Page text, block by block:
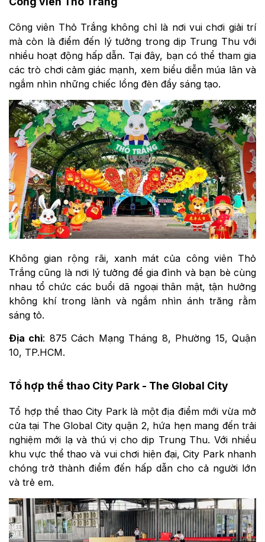
Công viên Thỏ Trắng không chỉ là nơi vui chơi giải trí
mà còn là điểm đến lý tưởng trong dịp Trung Thu với
nhiều hoạt động hấp dẫn. Tại đây, bạn có thể tham gia
các trò chơi cảm giác mạnh, xem biểu diễn múa lân và
ngắm nhìn những chiếc lồng đèn đầy sáng tạo.
Không gian rộng rãi, xanh mát của công viên Thỏ
Trắng cũng là nơi lý tưởng để gia đình và bạn bè cùng
nhau tổ chức các buổi dã ngoại thân mật, tận hưởng
không khí trong lành và ngắm nhìn ánh trăng rằm
sáng tỏ.
Địa chỉ: 875 Cách Mạng Tháng 8, Phường 15, Quận
10, TP.HCM.
Tổ hợp thể thao City Park - The Global City
Tổ hợp thể thao City Park là một địa điểm mới vừa mở
cửa tại The Global City quận 2, hứa hẹn mang đến trải
nghiệm mới lạ và thú vị cho dịp Trung Thu. Với nhiều
khu vực thể thao và vui chơi hiện đại, City Park nhanh
chóng trở thành điểm đến hấp dẫn cho cả người lớn
và trẻ em.